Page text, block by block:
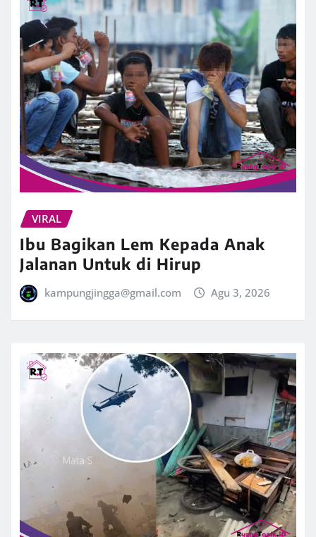
VIRAL
Ibu Bagikan Lem Kepada Anak
Jalanan Untuk di Hirup
kampungjingga@gmail.com Agu 3, 2026